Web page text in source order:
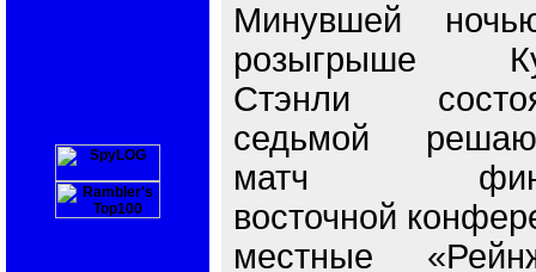
Минувшей
розыгрыше
Стэнли
седьмой
матч
восточной
местные